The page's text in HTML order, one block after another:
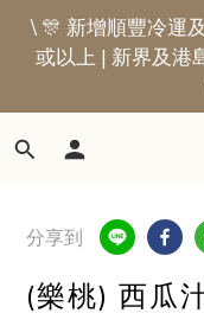
📢新會員優
\ 🎊 新增順豐冷運
或以上 | 新界及港
📢新會員優
分享到
(樂桃) 西瓜